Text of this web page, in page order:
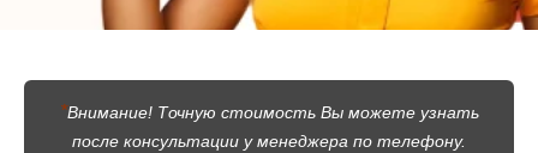
*Внимание! Точную стоимость Вы можете узнать
после консультации у менеджера по телефону.